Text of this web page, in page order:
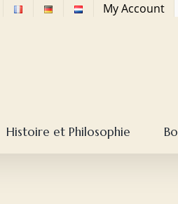
My Account
Histoire et Philosophie